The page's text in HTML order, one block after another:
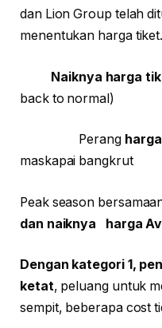
dan Lion Group telah
menentukan harga tiket.
Naiknya harga
back to normal)
Perang
maskapai bangkrut
Peak season
dan naiknya harga
Dengan kategori 1,
ketat, peluang untuk
sempit, beberapa cost